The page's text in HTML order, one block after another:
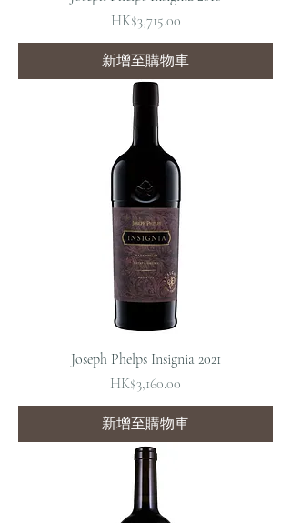
價格
HK$3,715.00
新增至購物車
Joseph Phelps Insignia 2021
價格
HK$3,160.00
新增至購物車